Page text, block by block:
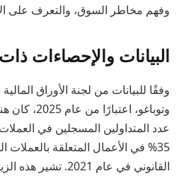
وفهم مخاطر السوق، والتعرف على
البيانات والإحصاءات
وفقًا للبيانات من لجنة الأوراق
عدد المتداولين المسجلين في
35% في الأعمال المتعلقة
القانوني في عام 2021.